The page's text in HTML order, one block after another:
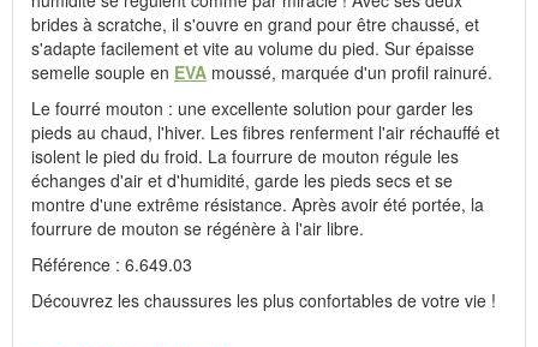
brides à scratche, il s'ouvre en grand pour être chaussé, et
s'adapte facilement et vite au volume du pied. Sur épaisse
semelle souple en EVA moussé, marquée d'un profil rainuré.
Le fourré mouton : une excellente solution pour garder les
pieds au chaud, l'hiver. Les fibres renferment l'air réchauffé et
isolent le pied du froid. La fourrure de mouton régule les
échanges d'air et d'humidité, garde les pieds secs et se
montre d'une extrême résistance. Après avoir été portée, la
fourrure de mouton se régénère à l'air libre.
Référence : 6.649.03
Découvrez les chaussures les plus confortables de votre vie !